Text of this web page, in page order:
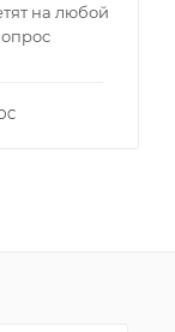
на любой